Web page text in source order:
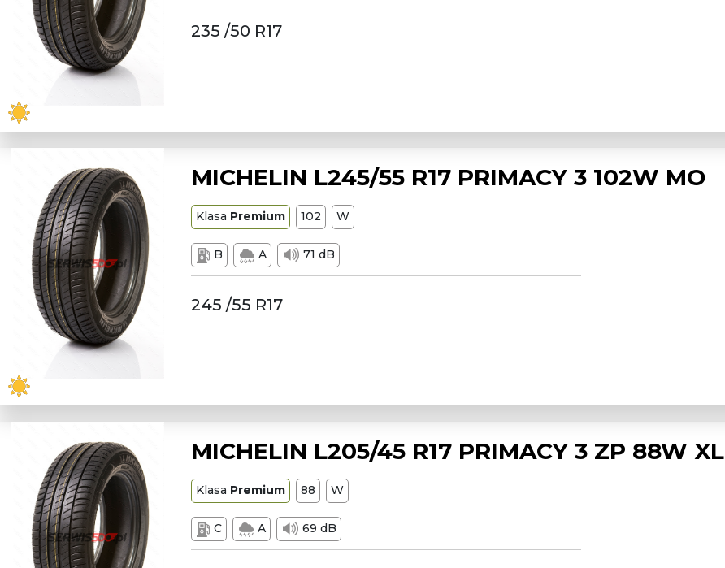
235 /50 R17
MICHELIN L245/55 R17 PRIMACY 3 102W MO
Klasa Premium 102 W
B A 71 dB
245 /55 R17
MICHELIN L205/45 R17 PRIMACY 3 ZP 88W XL
Klasa Premium 88 W
C A 69 dB